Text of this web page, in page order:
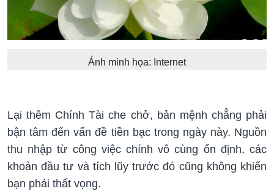
Ảnh minh họa: Internet
Lại thêm Chính Tài che chở, bản mệnh chẳng phải
bận tâm đến vấn đề tiền bạc trong ngày này. Nguồn
thu nhập từ công việc chính vô cùng ổn định, các
khoản đầu tư và tích lũy trước đó cũng không khiến
bạn phải thất vọng.